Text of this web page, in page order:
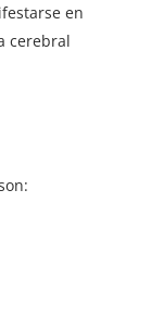
en
cerebral